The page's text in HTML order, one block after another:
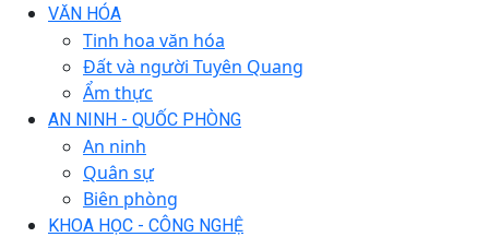
VĂN HÓA
Tinh hoa văn hóa
Đất và người Tuyên Quang
Ẩm thực
AN NINH - QUỐC PHÒNG
An ninh
Quân sự
Biên phòng
KHOA HỌC - CÔNG NGHỆ